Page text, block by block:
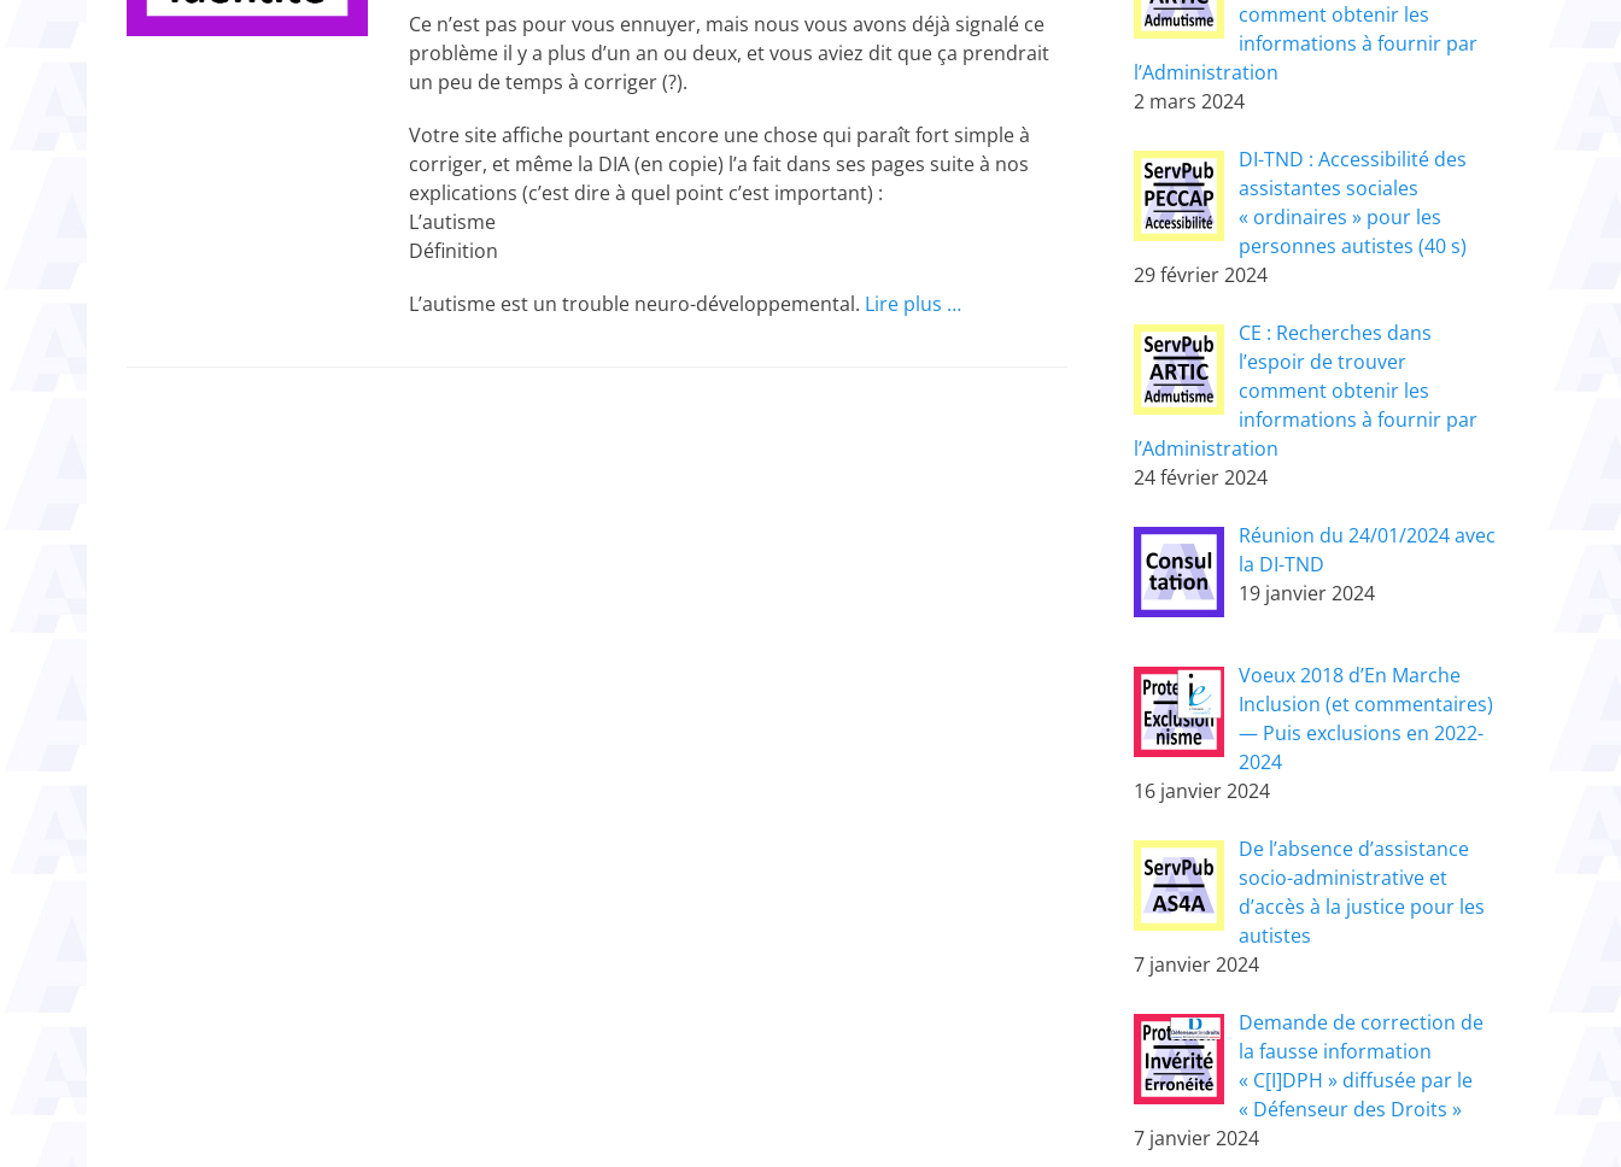
Ce n’est pas pour vous ennuyer, mais nous vous avons déjà signalé ce
problème il y a plus d’un an ou deux, et vous aviez dit que ça prendrait
un peu de temps à corriger (?).
Votre site affiche pourtant encore une chose qui paraît fort simple à
corriger, et même la DIA (en copie) l’a fait dans ses pages suite à nos
explications (c’est dire à quel point c’est important) :
L’autisme
Définition
L’autisme est un trouble neuro-développemental. Lire plus …
comment obtenir les
informations à fournir par
l’Administration
2 mars 2024
DI-TND : Accessibilité des
assistantes sociales
« ordinaires » pour les
personnes autistes (40 s)
29 février 2024
CE : Recherches dans
l’espoir de trouver
comment obtenir les
informations à fournir par
l’Administration
24 février 2024
Réunion du 24/01/2024 avec
la DI-TND
19 janvier 2024
Voeux 2018 d’En Marche
Inclusion (et commentaires)
— Puis exclusions en 2022-
2024
16 janvier 2024
De l’absence d’assistance
socio-administrative et
d’accès à la justice pour les
autistes
7 janvier 2024
Demande de correction de
la fausse information
« C[I]DPH » diffusée par le
« Défenseur des Droits »
7 janvier 2024